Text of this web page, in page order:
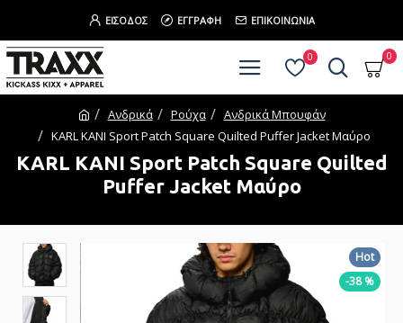
ΕΊΣΟΔΟΣ ΕΓΓΡΑΦΉ ΕΠΙΚΟΙΝΩΝΊΑ
0 0
Ανδρικά Ρούχα
Ανδρικά Μπουφάν
KARL KANI Sport Patch Square Quilted Puffer Jacket Μαύρο
KARL KANI Sport Patch Square Quilted
Puffer Jacket Μαύρο
Hot
-38 %